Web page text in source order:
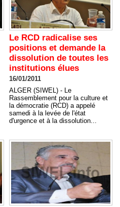
Le RCD radicalise ses
positions et demande la
dissolution de toutes les
institutions élues
16/01/2011
ALGER (SIWEL) - Le
Rassemblement pour la culture et
la démocratie (RCD) a appelé
samedi à la levée de l'état
d'urgence et à la dissolution...